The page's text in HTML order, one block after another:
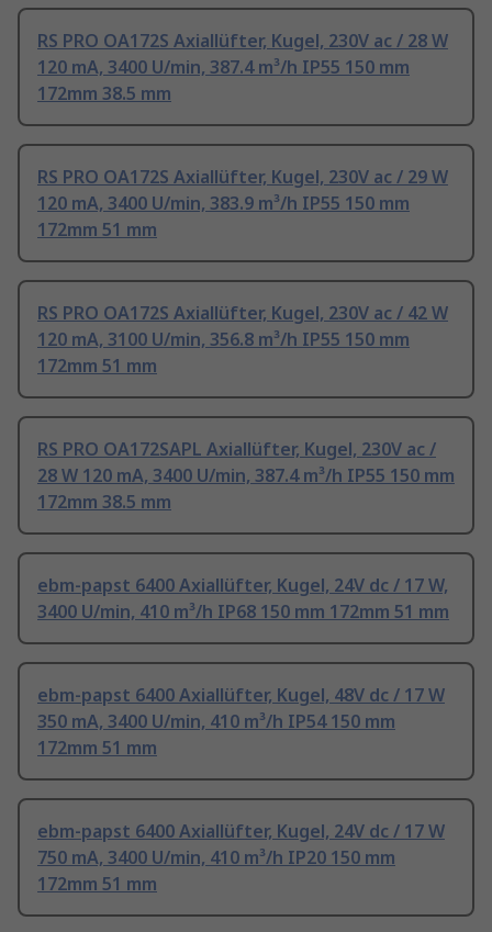
RS PRO OA172S Axiallüfter, Kugel, 230V ac / 28 W
120 mA, 3400 U/min, 387.4 m³/h IP55 150 mm
172mm 38.5 mm
RS PRO OA172S Axiallüfter, Kugel, 230V ac / 29 W
120 mA, 3400 U/min, 383.9 m³/h IP55 150 mm
172mm 51 mm
RS PRO OA172S Axiallüfter, Kugel, 230V ac / 42 W
120 mA, 3100 U/min, 356.8 m³/h IP55 150 mm
172mm 51 mm
RS PRO OA172SAPL Axiallüfter, Kugel, 230V ac /
28 W 120 mA, 3400 U/min, 387.4 m³/h IP55 150 mm
172mm 38.5 mm
ebm-papst 6400 Axiallüfter, Kugel, 24V dc / 17 W,
3400 U/min, 410 m³/h IP68 150 mm 172mm 51 mm
ebm-papst 6400 Axiallüfter, Kugel, 48V dc / 17 W
350 mA, 3400 U/min, 410 m³/h IP54 150 mm
172mm 51 mm
ebm-papst 6400 Axiallüfter, Kugel, 24V dc / 17 W
750 mA, 3400 U/min, 410 m³/h IP20 150 mm
172mm 51 mm